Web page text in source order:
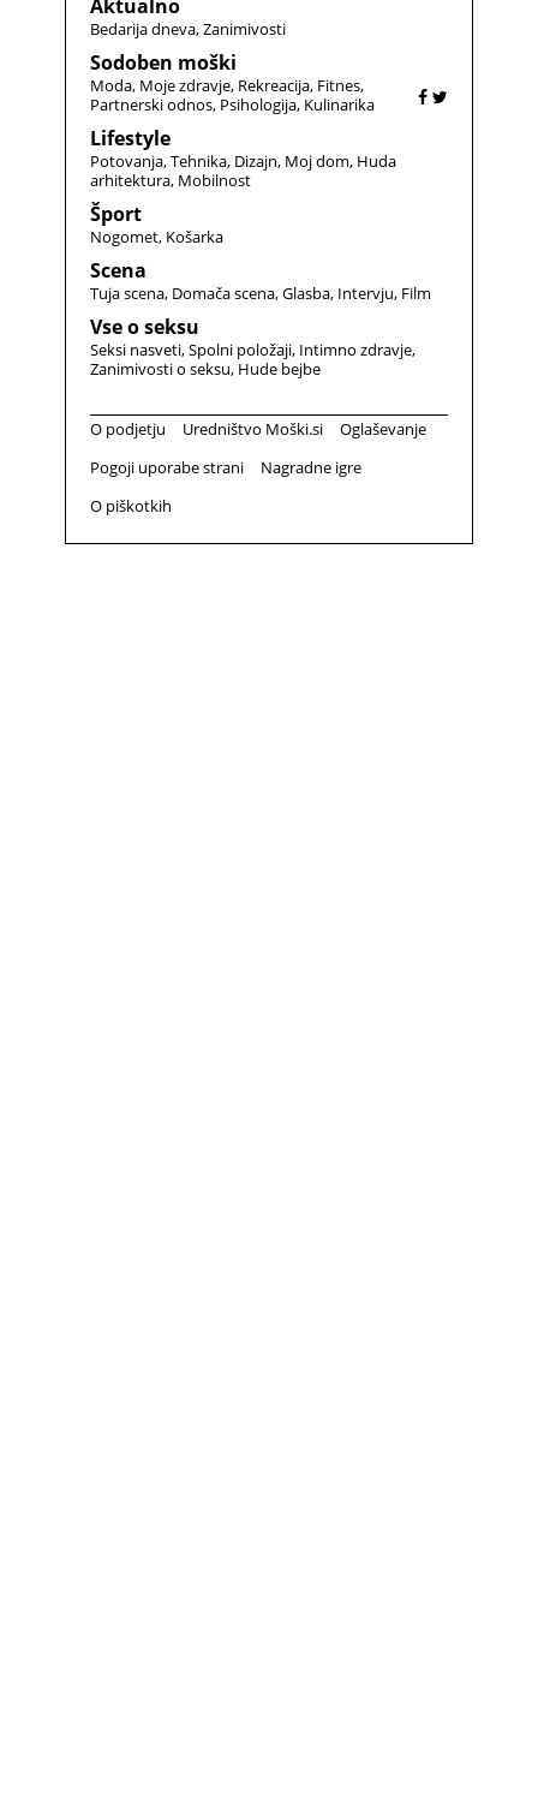
Aktualno
Bedarija dneva Zanimivosti
Sodoben moški
Moda Moje zdravje Rekreacija Fitnes
Partnerski odnos Psihologija Kulinarika
Lifestyle
Potovanja Tehnika Dizajn Moj dom Huda
arhitektura Mobilnost
Šport
Nogomet Košarka
Scena
Tuja scena Domača scena Glasba Intervju Film
Vse o seksu
Seksi nasveti Spolni položaji Intimno zdravje
Zanimivosti o seksu Hude bejbe
O podjetju Uredništvo Moški.si
Oglaševanje
Pogoji uporabe strani
Nagradne igre
O piškotkih